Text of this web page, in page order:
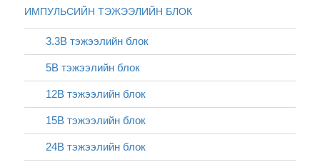
ИМПУЛЬСИЙН ТЭЖЭЭЛИЙН БЛОК
3.3В тэжээлийн блок
5В тэжээлийн блок
12В тэжээлийн блок
15В тэжээлийн блок
24В тэжээлийн блок